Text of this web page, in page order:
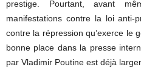
prestige. Pourtant, avant
manifestations contre la loi anti-
contre la répression qu’exerce le
bonne place dans la presse
par Vladimir Poutine est déjà